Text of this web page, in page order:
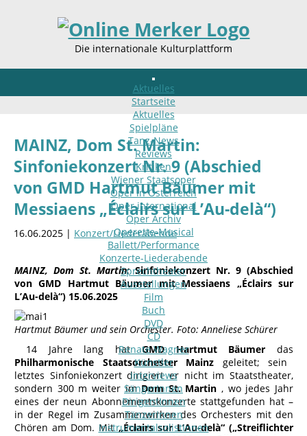
Die internationale Kulturplattform
Aktuelles
Startseite
Aktuelles
Spielpläne
Tanz-News
Reviews
Kritiken
Wiener Staatsoper
Oper in Österreich
Oper international
Oper Archiv
Operette-Musical
Ballett/Performance
Konzerte-Liederabende
Sprechtheater
Ausstellungen
Film
Buch
DVD
CD
Renate Wagner
Künstler
Interviews
SängerInnen
DirigentInnen
TänzerInnen
InstrumentalsolistInnen
MAINZ, Dom St. Martin:
Sinfoniekonzert Nr. 9 (Abschied
von GMD Hartmut Bäumer mit
Messiaens „Éclairs sur L’Au-delà“)
16.06.2025 | Konzert/Liederabende
MAINZ, Dom St. Martin:Sinfoniekonzert Nr. 9 (Abschied
von GMD Hartmut Bäumer mit Messiaens „Éclairs sur
L’Au-delà“) 15.06.2025
Hartmut Bäumer und sein Orchester. Foto: Anneliese Schürer
14 Jahre lang hatGMD Hartmut Bäumer das
Philharmonische Staatsorchester Mainz geleitet; sein
letztes Sinfoniekonzert dirigiert er nicht im Staatstheater,
sondern 300 m weiter imDom St. Martin, wo jedes Jahr
eines der neun Abonnementskonzerte stattgefunden hat –
in der Regel im Zusammenwirken des Orchesters mit den
Chören am Dom. Mit„Éclairs sur L’Au-delà“ („Streiflichter